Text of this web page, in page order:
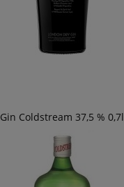
Gin Coldstream 37,5 % 0,7l